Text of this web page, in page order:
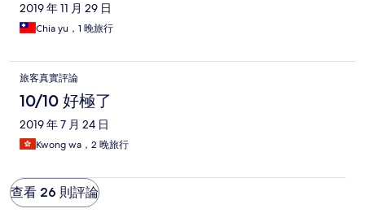
2019 年 11 月 29 日
Chia yu，1 晚旅行
旅客真實評論
10/10 好極了
2019 年 7 月 24 日
Kwong wa，2 晚旅行
查看 26 則評論